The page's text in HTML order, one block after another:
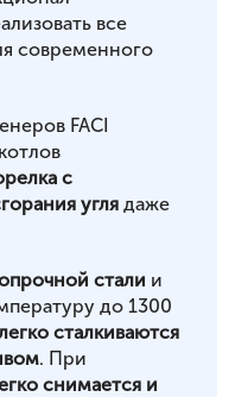
все
современного
FACI
с
угля даже
стали и
до 1300
сталкиваются
. При
снимается и